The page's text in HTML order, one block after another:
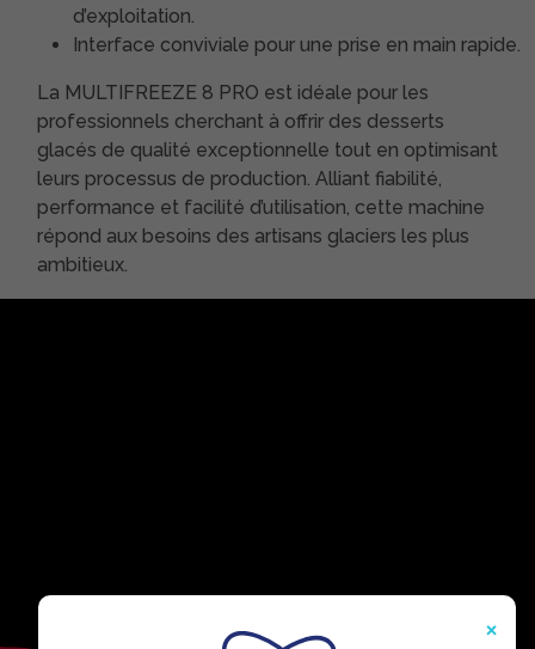
×
d’exploitation.
Interface conviviale pour une prise en main rapide.
La MULTIFREEZE 8 PRO est idéale pour les
professionnels cherchant à offrir des desserts
glacés de qualité exceptionnelle tout en optimisant
leurs processus de production. Alliant fiabilité,
performance et facilité d’utilisation, cette machine
répond aux besoins des artisans glaciers les plus
ambitieux.